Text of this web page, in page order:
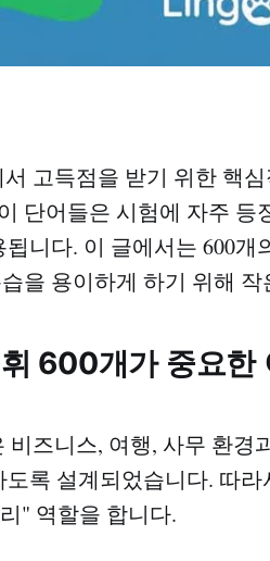
고득점을 받기 위한 핵
단어들은 시험에 자주
니다. 이 글에서는 600개
을 용이하게 하기 위해
600개가 중요한
비즈니스, 여행, 사무 환
록 설계되었습니다. 따
" 역할을 합니다.